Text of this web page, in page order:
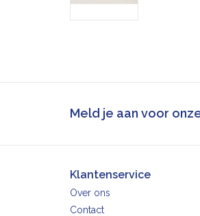
Meld je aan voor
Klantenservice
Over ons
Contact